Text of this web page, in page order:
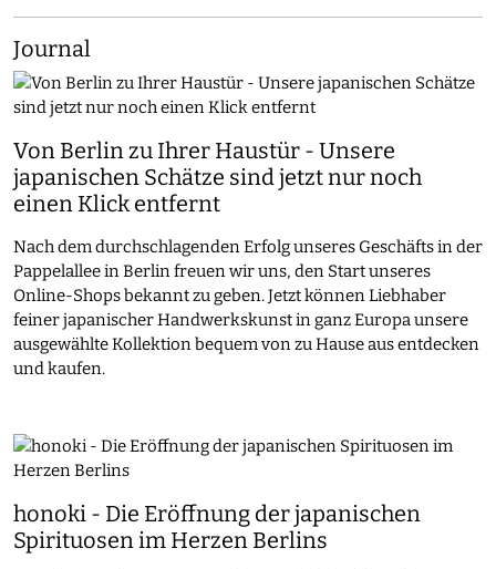
Journal
Von Berlin zu Ihrer Haustür - Unsere
japanischen Schätze sind jetzt nur noch
einen Klick entfernt
Nach dem durchschlagenden Erfolg unseres Geschäfts in der
Pappelallee in Berlin freuen wir uns, den Start unseres
Online-Shops bekannt zu geben. Jetzt können Liebhaber
feiner japanischer Handwerkskunst in ganz Europa unsere
ausgewählte Kollektion bequem von zu Hause aus entdecken
und kaufen.
honoki - Die Eröffnung der japanischen
Spirituosen im Herzen Berlins